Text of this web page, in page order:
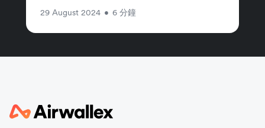
29 August 2024 • 6 分鐘